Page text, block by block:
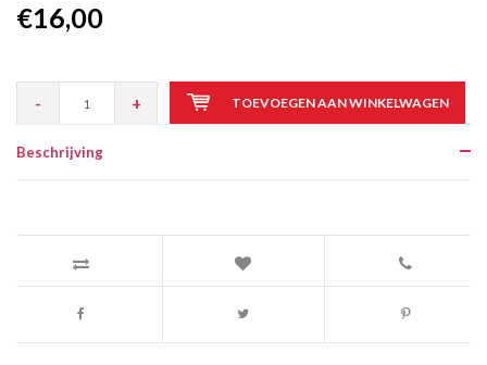
€16,00
- + TOEVOEGEN AAN WINKELWAGEN
Beschrijving